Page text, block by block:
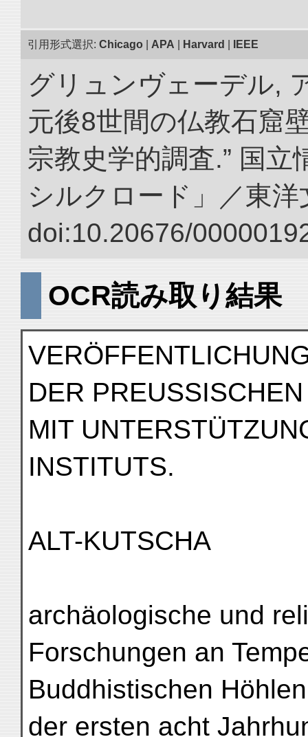
引用形式選択: Chicago APA Harvard IEEE
グリュンヴェーデル,
元後8世間の仏教石窟
宗教史学的調査.” 国
シルクロード」／東洋
doi:10.20676/
OCR読み取り結果
DER
MIT
INSTITUTS.
ALT-KUTSCHA
archäologische und
Forschungen an
Buddhistischen Höhlen
der ersten acht